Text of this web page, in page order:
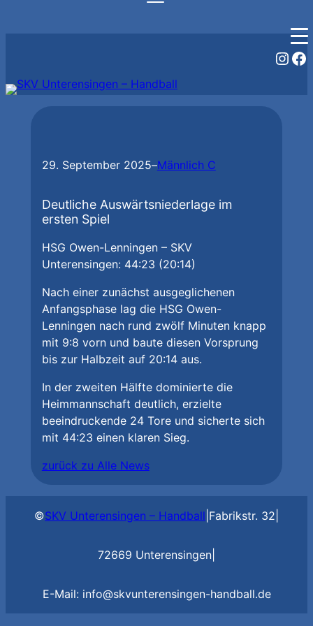
springen
29. September 2025–Männlich C
Deutliche Auswärtsniederlage im
ersten Spiel
HSG Owen-Lenningen – SKV
Unterensingen: 44:23 (20:14)
Nach einer zunächst ausgeglichenen
Anfangsphase lag die HSG Owen-
Lenningen nach rund zwölf Minuten knapp
mit 9:8 vorn und baute diesen Vorsprung
bis zur Halbzeit auf 20:14 aus.
In der zweiten Hälfte dominierte die
Heimmannschaft deutlich, erzielte
beeindruckende 24 Tore und sicherte sich
mit 44:23 einen klaren Sieg.
zurück zu Alle News
©SKV Unterensingen – Handball Fabrikstr. 32
72669 Unterensingen
E-Mail: info@skvunterensingen-handball.de